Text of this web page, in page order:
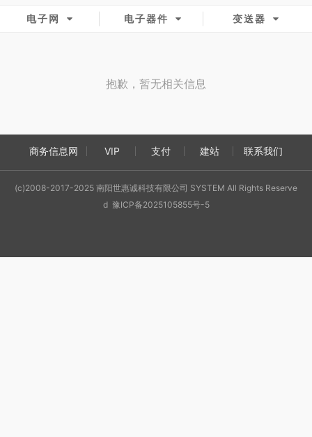
电子网 电子器件 变送器
抱歉，暂无相关信息
商务信息网 VIP 支付 建站 联系我们
(c)2008-2017-2025 南阳世惠诚科技有限公司 SYSTEM All Rights Reserve
d 豫ICP备2025105855号-5